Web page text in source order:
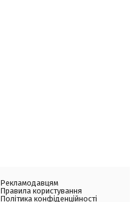
Рекламодавцям
Правила користування
Політика конфіденційності